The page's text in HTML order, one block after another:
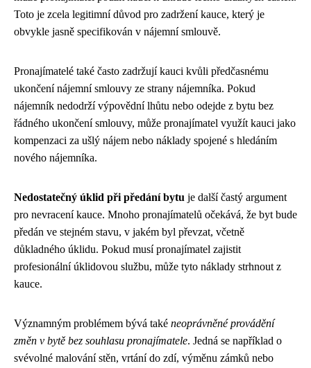
Toto je zcela legitimní důvod pro zadržení kauce, který je
obvykle jasně specifikován v nájemní smlouvě.
Pronajímatelé také často zadržují kauci kvůli předčasnému
ukončení nájemní smlouvy ze strany nájemníka. Pokud
nájemník nedodrží výpovědní lhůtu nebo odejde z bytu bez
řádného ukončení smlouvy, může pronajímatel využít kauci jako
kompenzaci za ušlý nájem nebo náklady spojené s hledáním
nového nájemníka.
Nedostatečný úklid při předání bytu je další častý argument
pro nevracení kauce. Mnoho pronajímatelů očekává, že byt bude
předán ve stejném stavu, v jakém byl převzat, včetně
důkladného úklidu. Pokud musí pronajímatel zajistit
profesionální úklidovou službu, může tyto náklady strhnout z
kauce.
Významným problémem bývá také neoprávněné provádění
změn v bytě bez souhlasu pronajímatele. Jedná se například o
svévolné malování stěn, vrtání do zdí, výměnu zámků nebo